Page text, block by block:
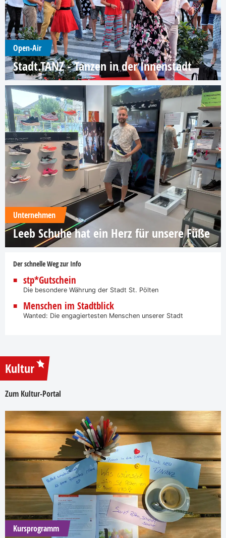
Open-Air
Stadt.TANZ - Tanzen in der Innenstadt
Unternehmen
Leeb Schuhe hat ein Herz für unsere Füße
Der schnelle Weg zur Info
stp*Gutschein
Die besondere Währung der Stadt St. Pölten
Menschen im Stadtblick
Wanted: Die engagiertesten Menschen unserer Stadt
Kultur
Zum Kultur-Portal
Kursprogramm